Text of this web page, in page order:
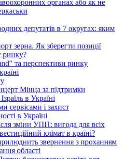
органах або як не
депутатів в 7 округах: яким
зерна. Як зберегти позиції
ринку?
та перспективи ринку
Мінца за підтримки
в Україні
сервісами і захист
в Україні
зміни УПП: вигода для всіх
клімат в країні?
звернення з проханням
області